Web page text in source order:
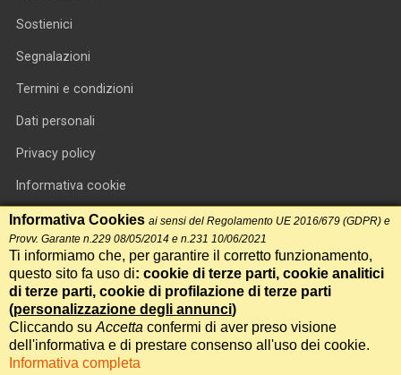
Sostienici
Segnalazioni
Termini e condizioni
Dati personali
Privacy policy
Informativa cookie
RSS feed
RSS Top News
Contatti
International Communication S.r.l. • P.IVA 14478081004 • Testata
giornalistica n.191, reg. Tribunale di Roma del 14/12/2017
Informativa Cookies ai sensi del Regolamento UE 2016/679 (GDPR) e
Provv. Garante n.229 08/05/2014 e n.231 10/06/2021
Ti informiamo che, per garantire il corretto funzionamento,
questo sito fa uso di: cookie di terze parti, cookie analitici
di terze parti, cookie di profilazione di terze parti
(personalizzazione degli annunci)
Cliccando su Accetta confermi di aver preso visione
dell'informativa e di prestare consenso all'uso dei cookie.
Informativa completa